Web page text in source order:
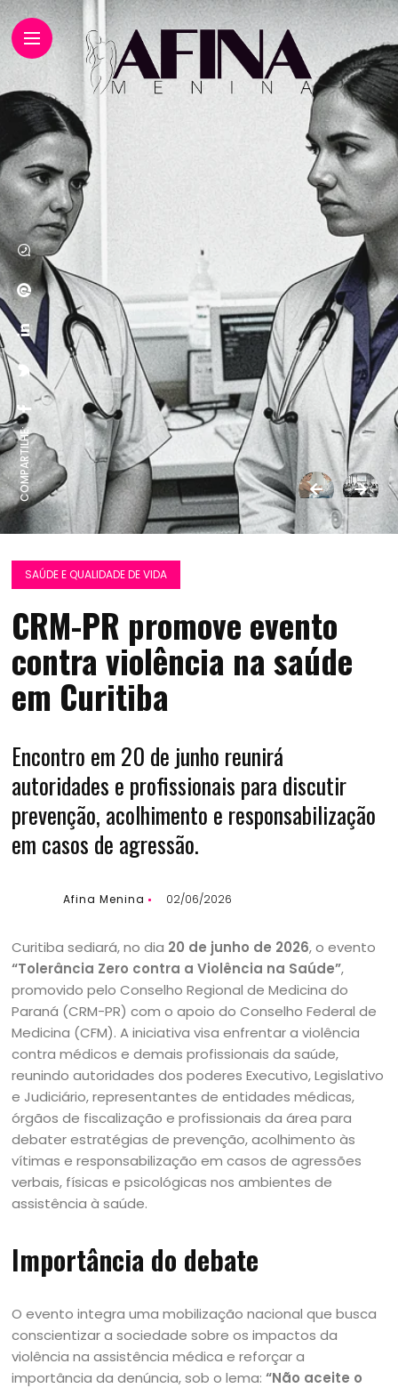
COMPARTILHE:
SAÚDE E QUALIDADE DE VIDA
CRM-PR promove evento
contra violência na saúde
em Curitiba
Encontro em 20 de junho reunirá
autoridades e profissionais para discutir
prevenção, acolhimento e responsabilização
em casos de agressão.
Afina Menina 02/06/2026
Curitiba sediará, no dia 20 de junho de 2026, o evento
“Tolerância Zero contra a Violência na Saúde”,
promovido pelo Conselho Regional de Medicina do
Paraná (CRM-PR) com o apoio do Conselho Federal de
Medicina (CFM). A iniciativa visa enfrentar a violência
contra médicos e demais profissionais da saúde,
reunindo autoridades dos poderes Executivo, Legislativo
e Judiciário, representantes de entidades médicas,
órgãos de fiscalização e profissionais da área para
debater estratégias de prevenção, acolhimento às
vítimas e responsabilização em casos de agressões
verbais, físicas e psicológicas nos ambientes de
assistência à saúde.
Importância do debate
O evento integra uma mobilização nacional que busca
conscientizar a sociedade sobre os impactos da
violência na assistência médica e reforçar a
importância da denúncia, sob o lema:“Não aceite o